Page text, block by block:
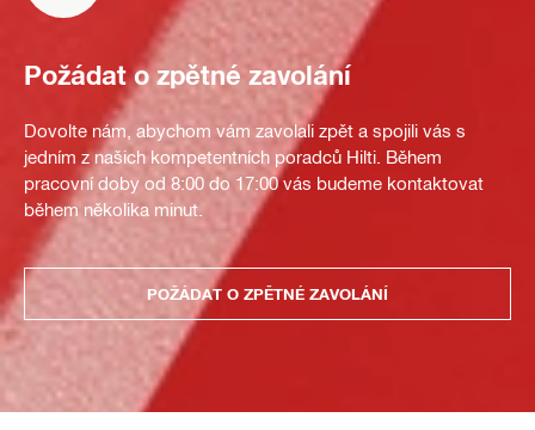
Požádat o zpětné zavolání
Dovolte nám, abychom vám zavolali zpět a spojili vás s
jedním z našich kompetentních poradců Hilti. Během
pracovní doby od 8:00 do 17:00 vás budeme kontaktovat
během několika minut.
POŽÁDAT O ZPĚTNÉ ZAVOLÁNÍ